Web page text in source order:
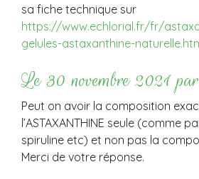
sa fiche technique sur
https://www.echlorial.fr/fr/
gelules-astaxanthine-
Le 30 novembre 2021
Peut on avoir la composition
l’ASTAXANTHINE seule (comme
spiruline etc) et non pas la
Merci de votre réponse.